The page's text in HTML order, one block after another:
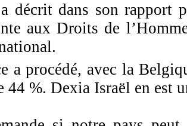
décrit dans son rapport
aux Droits de
a procédé, avec la
44 %. Dexia Israël en est